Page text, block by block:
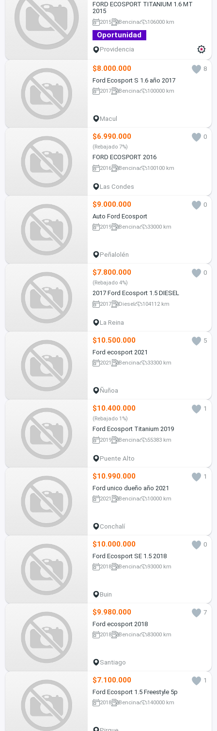
FORD ECOSPORT TITANIUM 1.6 MT
2015
2015 Bencina 106000 km
Oportunidad
Providencia
$8.000.000
8
Ford Ecosport S 1.6 año 2017
2017 Bencina 100000 km
Macul
$6.990.000 0
(Rebajado 7%)
FORD ECOSPORT 2016
2016 Bencina 100100 km
Las Condes
$9.000.000
0
Auto Ford Ecosport
2019 Bencina 33000 km
Peñalolén
$7.800.000 0
(Rebajado 4%)
2017 Ford Ecosport 1.5 DIESEL
2017 Diesel 104112 km
La Reina
$10.500.000
5
Ford ecosport 2021
2021 Bencina 33300 km
Ñuñoa
$10.400.000 1
(Rebajado 1%)
Ford Ecosport Titanium 2019
2019 Bencina 55383 km
Puente Alto
$10.990.000
1
Ford unico dueño año 2021
2021 Bencina 10000 km
Conchalí
$10.000.000
0
Ford Ecosport SE 1.5 2018
2018 Bencina 93000 km
Buin
$9.980.000
7
Ford ecosport 2018
2018 Bencina 83000 km
Santiago
$7.100.000
1
Ford Ecosport 1.5 Freestyle 5p
2018 Bencina 140000 km